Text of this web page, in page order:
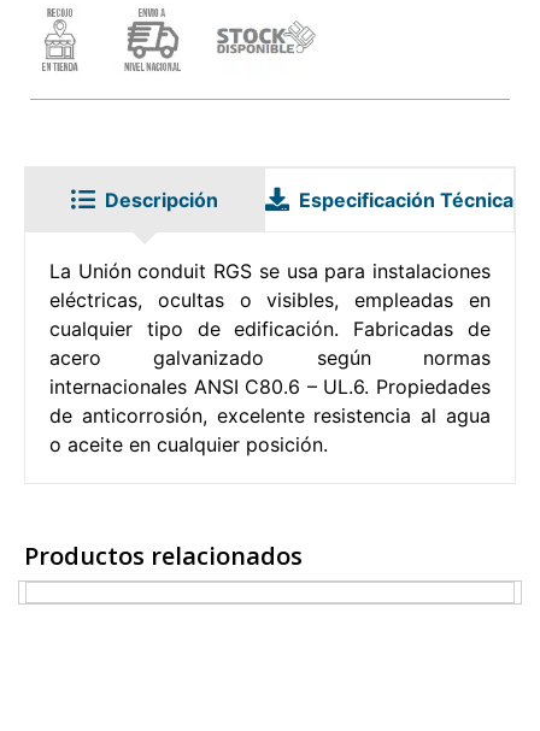
Descripción Especificación Técnica
La Unión conduit RGS se usa para instalaciones
eléctricas, ocultas o visibles, empleadas en
cualquier tipo de edificación. Fabricadas de
acero galvanizado según normas
internacionales ANSI C80.6 – UL.6. Propiedades
de anticorrosión, excelente resistencia al agua
o aceite en cualquier posición.
Productos relacionados
UNIÓN CONDUIT RGS 4″ – WEIFANG